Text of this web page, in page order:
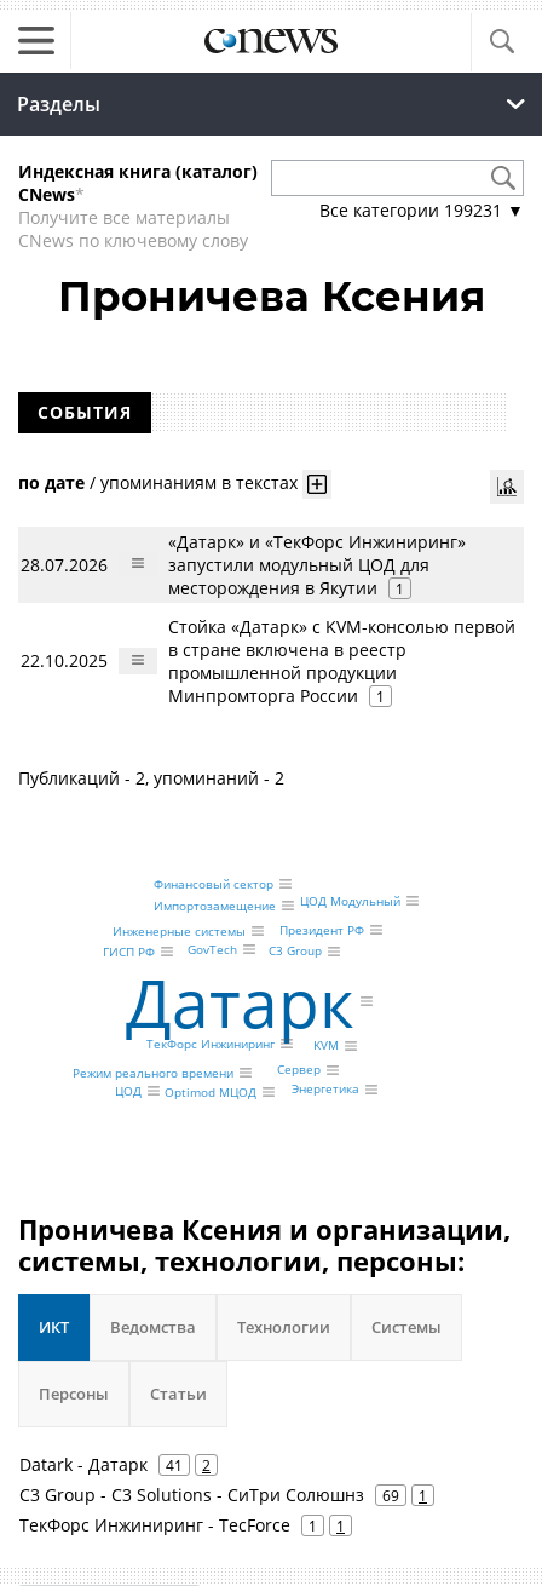
Разделы
Индексная книга (каталог)
CNews*
Получите все материалы
CNews по ключевому слову
Все категории 199231 ▼
Проничева Ксения
СОБЫТИЯ
по дате / упоминаниям в текстах
28.07.2026
«Датарк» и «ТекФорс Инжиниринг»
запустили модульный ЦОД для
месторождения в Якутии
1
22.10.2025
Стойка «Датарк» с KVM-консолью первой
в стране включена в реестр
промышленной продукции
Минпромторга России
1
Публикаций - 2, упоминаний - 2
Датарк
C3 Group
ТекФорс Инжиниринг
Президент РФ
GovTech
KVM
Режим реального времени
Инженерные системы
ЦОД Модульный
Сервер
Импортозамещение
ЦОД Optimod МЦОД
ГИСП РФ
Энергетика
Финансовый сектор
Проничева Ксения и организации,
системы, технологии, персоны:
ИКТ Ведомства Технологии Системы
Персоны Статьи
Datark - Датарк 41 2
C3 Group - C3 Solutions - СиТри Солюшнз 69 1
ТекФорс Инжиниринг - TecForce 1 1